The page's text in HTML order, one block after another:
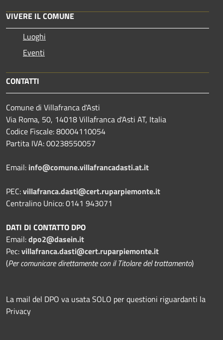
VIVERE IL COMUNE
Luoghi
Eventi
CONTATTI
Comune di Villafranca d'Asti
Via Roma, 50, 14018 Villafranca d'Asti AT, Italia
Codice Fiscale: 80004110054
Partita IVA: 00238550057
Email: info@comune.villafrancadasti.at.it
PEC:villafranca.dasti@cert.ruparpiemonte.it
Centralino Unico: 0141 943071
DATI DI CONTATTO DPO
Email:dpo2@dasein.it
Pec:villafranca.dasti@cert.ruparpiemonte.it
(Per comunicare direttamente con il Titolare del trattamento)
La mail del DPO va usata SOLO per questioni riguardanti la
Privacy